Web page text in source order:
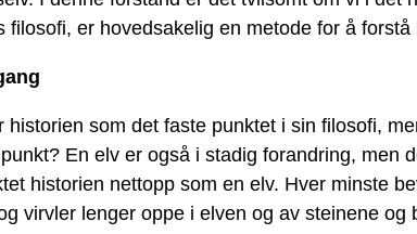
filosofi, er hovedsakelig en metode for å forstå
historien som det faste punktet i sin filosofi,
En elv er også i stadig forandring, men
historien nettopp som en elv. Hver minste
virvler lenger oppe i elven og av steinene